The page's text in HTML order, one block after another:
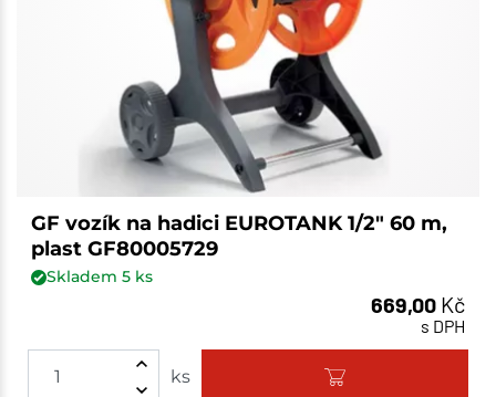
GF vozík na hadici EUROTANK 1/2" 60 m,
plast GF80005729
Skladem 5ks
669,00 Kč
s DPH
ks